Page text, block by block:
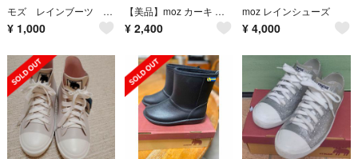
モズ レインブーツ ベージュ✕白 バイカラー Lサイズ
¥ 1,000
【美品】moz カーキ ハイカットレインシューズ L
¥ 2,400
moz レインシューズ
¥ 4,000